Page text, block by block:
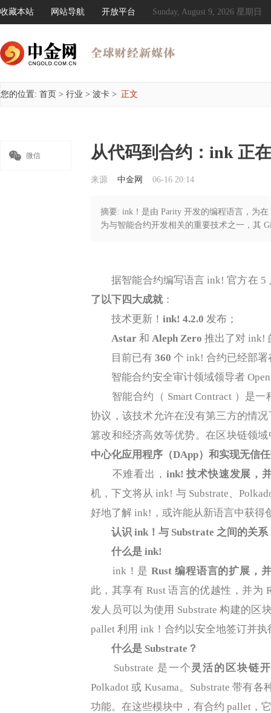
收藏本站 网站导航 开放平台 Sunday, August 9, 2026 星期日
您的位置: 首页 > 行业 > 波卡 > 正文
 微信 从代码到合约：ink 正
来源 中金网 06-16 20:14
摘要: ink！是由 Parity 开发的编程语言，为
为与智能合约开发相关的重要技术之一，其
据智能合约编写语言 ink! 官方在 5
了以下四大成就 ：
技术更新！ ink! 4.2.0 发布；
Astar 和 Aleph Zero 推出了对 ink!
目前已有 360 个 ink! 合约已经部署
智能合约安全审计领域领导者
智能合约（ Smart Contract ）是一
协议，该技术允许在没有第三方的情
篡改和经济高效等优势。在区块链领
中心化应用程序（DApp）和实现无信
不难看出， ink! 技术快速发展，
机，下文将从 ink! 与 Substrate、
好地了解 ink!，或许能从新语言中获得
认识 ink！与 Substrate 之间的关系
什么是 ink!
ink！是Rust 编程语言的扩展，
此，其享有 Rust 语言的优越性，并为
发人员可以为使用 Substrate 构建的区
pallet 利用 ink！合约以安全地签订并
什么是 Substrate？
Substrate 是一个 灵活的区块链
Polkadot 或 Kusama。Substrate 带有
功能。在这些模块中，有合约 pallet，